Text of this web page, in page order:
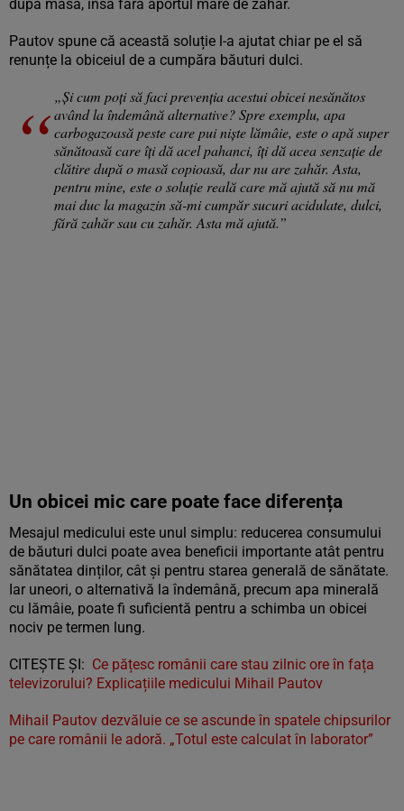
după masă, însă fără aportul mare de zahăr.
Pautov spune că această soluție l-a ajutat chiar pe el să
renunțe la obiceiul de a cumpăra băuturi dulci.
„Și cum poți să faci prevenția acestui obicei nesănătos
având la îndemână alternative? Spre exemplu, apa
carbogazoasă peste care pui niște lămâie, este o apă super
sănătoasă care îți dă acel pahanci, îți dă acea senzație de
clătire după o masă copioasă, dar nu are zahăr. Asta,
pentru mine, este o soluție reală care mă ajută să nu mă
mai duc la magazin să-mi cumpăr sucuri acidulate, dulci,
fără zahăr sau cu zahăr. Asta mă ajută.”
Un obicei mic care poate face diferența
Mesajul medicului este unul simplu: reducerea consumului
de băuturi dulci poate avea beneficii importante atât pentru
sănătatea dinților, cât și pentru starea generală de sănătate.
Iar uneori, o alternativă la îndemână, precum apa minerală
cu lămâie, poate fi suficientă pentru a schimba un obicei
nociv pe termen lung.
CITEȘTE ȘI: Ce pățesc românii care stau zilnic ore în fața
televizorului? Explicațiile medicului Mihail Pautov
Mihail Pautov dezvăluie ce se ascunde în spatele chipsurilor
pe care românii le adoră. „Totul este calculat în laborator”